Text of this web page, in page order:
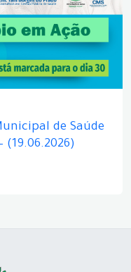
de Saúde